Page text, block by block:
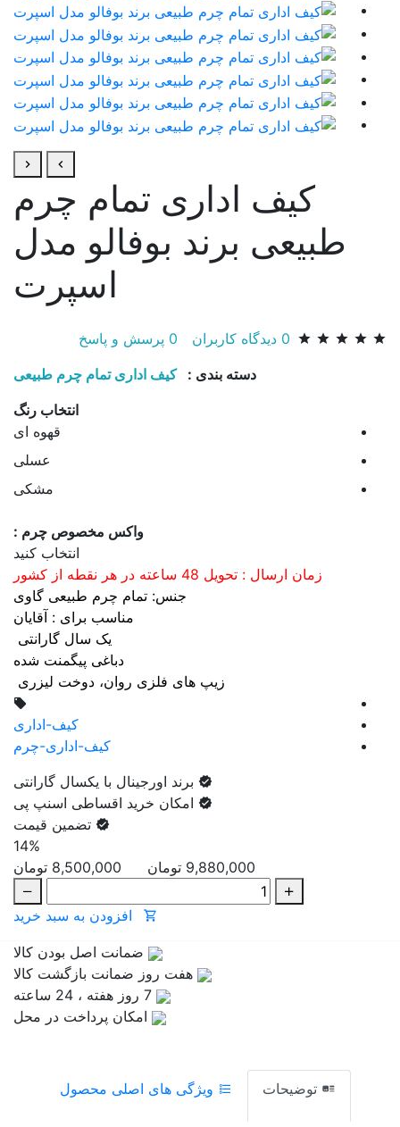
کیف اداری تمام چرم
طبیعی برند بوفالو مدل
اسپرت
0 دیدگاه کاربران 0 پرسش و پاسخ
دسته بندی :
کیف اداری تمام چرم طبیعی
انتخاب رنگ
قهوه ای
عسلی
مشکی
واکس مخصوص چرم :
انتخاب کنید
زمان ارسال : تحویل 48 ساعته در هر نقطه از کشور
جنس: تمام چرم طبیعی گاوی
مناسب برای : آقایان
یک سال گارانتی
دباغی پیگمنت شده
زیپ های فلزی روان، دوخت لیزری
کیف-اداری
کیف-اداری-چرم
برند اورجینال با یکسال گارانتی
امکان خرید اقساطی اسنپ پی
تضمین قیمت
14%
9,880,000 تومان
8,500,000 تومان
افزودن به سبد خرید
ضمانت اصل بودن کالا
هفت روز ضمانت بازگشت کالا
7 روز هفته ، 24 ساعته
امکان پرداخت در محل
توضیحات ویژگی های اصلی محصول